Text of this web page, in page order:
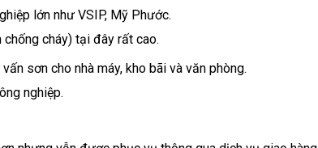
lớn như VSIP, Mỹ Phước.
cháy) tại đây rất cao.
sơn cho nhà máy, kho bãi và văn phòng.
nghiệp.